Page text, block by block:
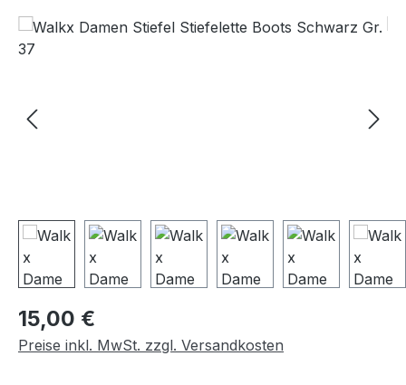
Bildergalerie überspringen
Regulärer Preis:
15,00 €
Preise inkl. MwSt. zzgl. Versandkosten